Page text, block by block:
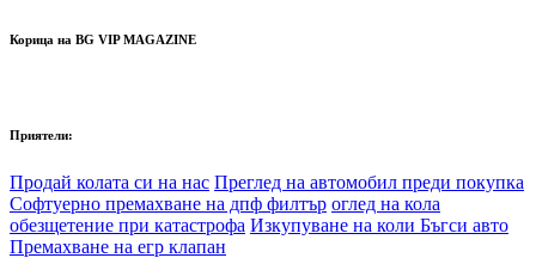
Корица на BG VIP MAGAZINE
Приятели:
Продай колата си на нас Преглед на автомобил преди покупка
Софтуерно премахване на дпф филтър оглед на кола
обезщетение при катастрофа Изкупуване на коли Бъгси авто
Премахване на егр клапан